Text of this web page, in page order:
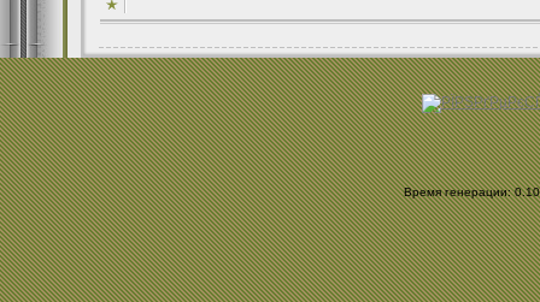
Время генерации: